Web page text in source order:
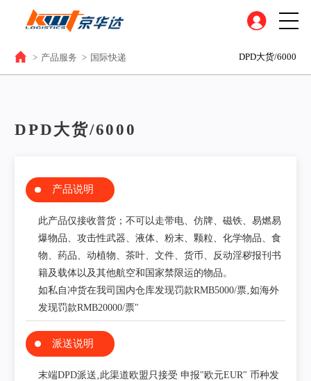
> 产品服务 > 国际快递 DPD大货/6000
DPD大货/6000
产品说明
此产品仅接收普货；不可以走带电、仿牌、磁铁、易燃易
爆物品、攻击性武器、液体、粉末、颗粒、化学物品、食
物、药品、动植物、茶叶、文件、货币、反动淫秽报刊书
籍及载体以及其他航空和国家禁限运的物品。
如私自冲货在我司国内仓库发现罚款RMB5000/票‚如海外
发现罚款RMB20000/票"
派送说明
末端DPD派送‚此渠道欧盟只接受 申报"欧元EUR" 币种发